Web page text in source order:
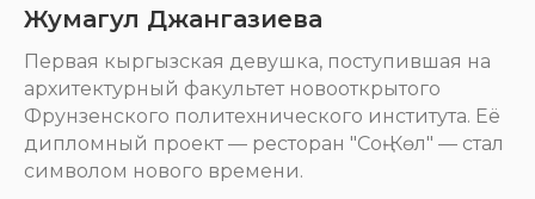
Жумагул Джангазиева
Первая кыргызская девушка, поступившая на
архитектурный факультет новооткрытого
Фрунзенского политехнического института. Её
дипломный проект — ресторан "Соң-Көл" — стал
символом нового времени.